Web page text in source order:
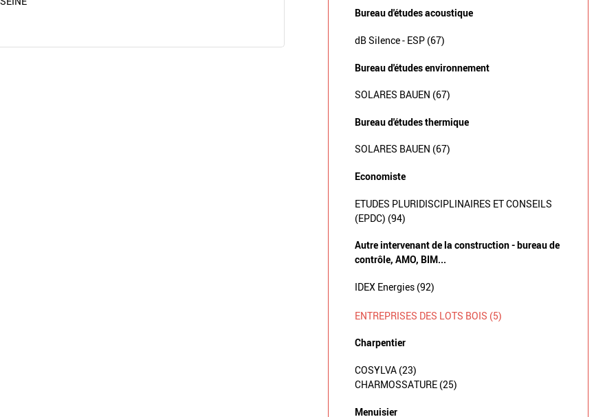
Bureau d'études acoustique
dB Silence - ESP (67)
Bureau d'études environnement
SOLARES BAUEN (67)
Bureau d'études thermique
SOLARES BAUEN (67)
Economiste
ETUDES PLURIDISCIPLINAIRES ET CONSEILS
(EPDC) (94)
Autre intervenant de la construction - bureau de
contrôle, AMO, BIM...
IDEX Energies (92)
ENTREPRISES DES LOTS BOIS (5)
Charpentier
COSYLVA (23)
CHARMOSSATURE (25)
Menuisier